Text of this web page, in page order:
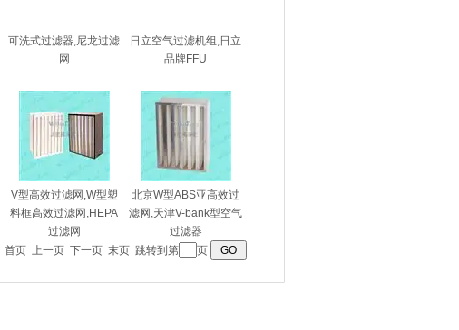
可洗式过滤器,尼龙过滤
网
日立空气过滤机组,日立
品牌FFU
V型高效过滤网,W型塑
料框高效过滤网,HEPA
过滤网
北京W型ABS亚高效过
滤网,天津V-bank型空气
过滤器
首页 上一页 下一页 末页跳转到第 页